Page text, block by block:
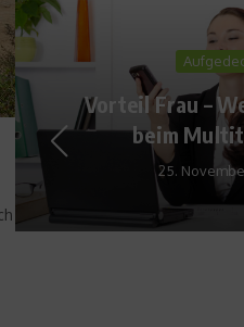
Doppelt hält
Produkte von
auf dem
17.